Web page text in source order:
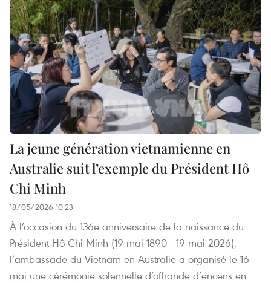
La jeune génération vietnamienne en
Australie suit l’exemple du Président Hô
Chi Minh
18/05/2026 10:23
À l’occasion du 136e anniversaire de la naissance du
Président Hô Chi Minh (19 mai 1890 - 19 mai 2026),
l’ambassade du Vietnam en Australie a organisé le 16
mai une cérémonie solennelle d’offrande d’encens en